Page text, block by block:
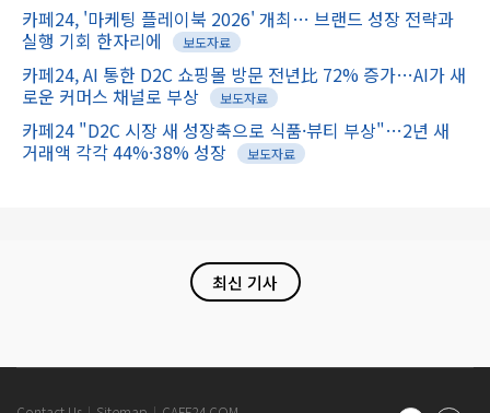
카페24, '마케팅 플레이북 2026' 개최… 브랜드 성장 전략과
실행 기회 한자리에
보도자료
카페24, AI 통한 D2C 쇼핑몰 방문 전년比 72% 증가…AI가 새
로운 커머스 채널로 부상
보도자료
카페24 "D2C 시장 새 성장축으로 식품·뷰티 부상"…2년 새
거래액 각각 44%·38% 성장
보도자료
최신 기사
Cafe24